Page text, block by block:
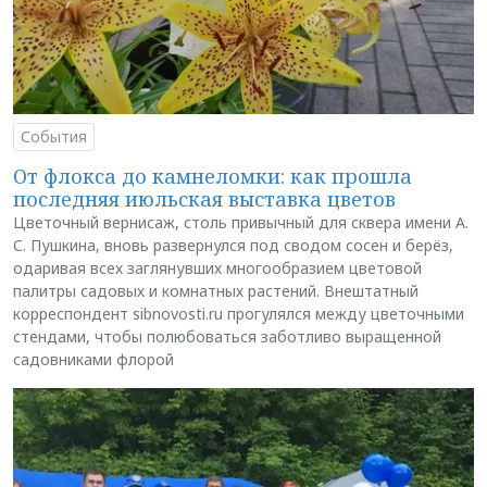
События
От флокса до камнеломки: как прошла
последняя июльская выставка цветов
Цветочный вернисаж, столь привычный для сквера имени А.
С. Пушкина, вновь развернулся под сводом сосен и берёз,
одаривая всех заглянувших многообразием цветовой
палитры садовых и комнатных растений. Внештатный
корреспондент sibnovosti.ru прогулялся между цветочными
стендами, чтобы полюбоваться заботливо выращенной
садовниками флорой